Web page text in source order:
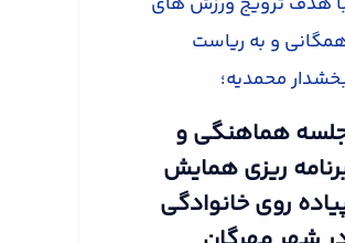
و به ریاست
محمدیه؛
هماهنگی و
ریزی همایش
روی خانوادگی